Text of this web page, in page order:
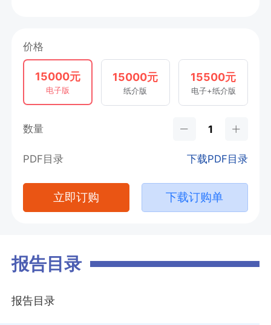
价格
15000元
电子版
15000元
纸介版
15500元
电子+纸介版
数量
PDF目录 下载PDF目录
立即订购 下载订购单
报告目录
报告目录